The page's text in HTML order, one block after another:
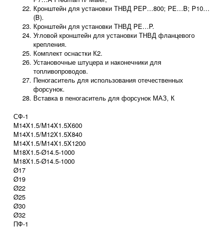
Кронштейн для установки ТНВД PEP…800; PE…B; P10…
(B).
Кронштейн для установки ТНВД PE…P.
Угловой кронштейн для установки ТНВД фланцевого
крепления.
Комплект оснастки К2.
Установочные штуцера и наконечники для
топливопроводов.
Пеногаситель для использования отечественных
форсунок.
Вставка в пеногаситель для форсунок МАЗ, К
СФ-1
M14X1.5/M14X1.5X600
M14X1.5/M12X1.5X840
M14X1.5/M14X1.5X1200
M18X1.5-Ø14.5-1000
M18X1.5-Ø14.5-1000
Ø17
Ø19
Ø22
Ø25
Ø30
Ø32
ПФ-1